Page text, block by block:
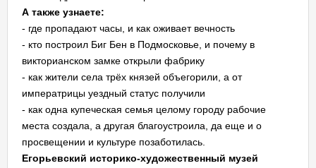
А также узнаете:
- где пропадают часы, и как оживает вечность
- кто построил Биг Бен в Подмосковье, и почему в
викторианском замке открыли фабрику
- как жители села трёх князей объегорили, а от
императрицы уездный статус получили
- как одна купеческая семья целому городу рабочие
места создала, а другая благоустроила, да еще и о
просвещении и культуре позаботилась.
Егорьевский историко-художественный музей